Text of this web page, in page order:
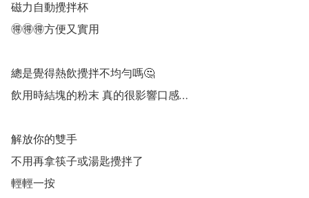
磁力自動攪拌杯
🉐️🉐️🉐️方便又實用
總是覺得熱飲攪拌不均勻嗎🤔
飲用時結塊的粉末 真的很影響口感…
解放你的雙手
不用再拿筷子或湯匙攪拌了
輕輕一按